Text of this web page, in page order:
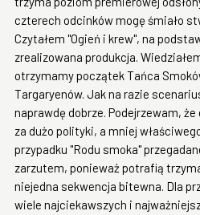
czterech odcinków mogę śmiało
Czytałem "Ogień i krew", na
zrealizowana produkcja.
otrzymamy początek Tańca
Targaryenów. Jak na razie
naprawdę dobrze. Podejrzewam,
za dużo polityki, a mniej
przypadku "Rodu smoka"
zarzutem, ponieważ potrafią
niejedna sekwencja bitewna. Dla
wiele najciekawszych i